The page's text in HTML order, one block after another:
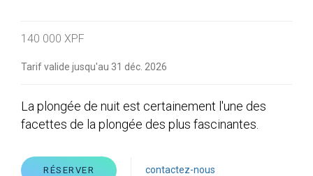
140 000 XPF
Tarif valide jusqu'au 31 déc. 2026
La plongée de nuit est certainement l'une des
facettes de la plongée des plus fascinantes.
RÉSERVER contactez-nous